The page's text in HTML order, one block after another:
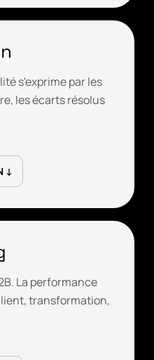
s'exprime par les
les écarts résolus
↓
La performance
transformation,